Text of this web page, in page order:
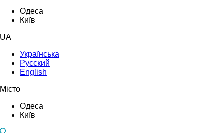
Одеса
Київ
UA
Українська
Русский
English
Місто
Одеса
Київ